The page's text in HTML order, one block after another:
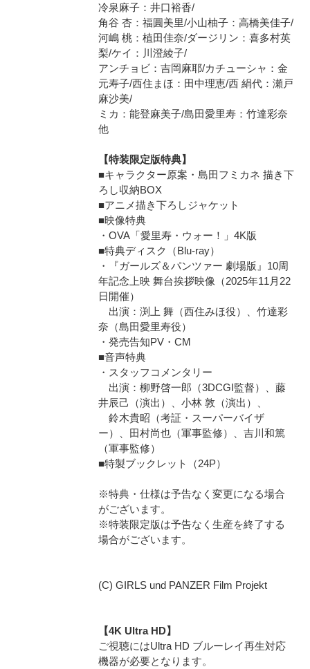
冷泉麻子：井口裕香/
角谷 杏：福圓美里/小山柚子：高橋美佳子/
河嶋 桃：植田佳奈/ダージリン：喜多村英
梨/ケイ：川澄綾子/
アンチョビ：吉岡麻耶/カチューシャ：金
元寿子/西住まほ：田中理恵/西 絹代：瀬戸
麻沙美/
ミカ：能登麻美子/島田愛里寿：竹達彩奈
他
【特装限定版特典】
■キャラクター原案・島田フミカネ 描き下
ろし収納BOX
■アニメ描き下ろしジャケット
■映像特典
・OVA「愛里寿・ウォー！」4K版
■特典ディスク（Blu-ray）
・『ガールズ＆パンツァー 劇場版』10周
年記念上映 舞台挨拶映像（2025年11月22
日開催）
出演：渕上 舞（西住みほ役）、竹達彩
奈（島田愛里寿役）
・発売告知PV・CM
■音声特典
・スタッフコメンタリー
出演：柳野啓一郎（3DCGI監督）、藤
井辰己（演出）、小林 敦（演出）、
鈴木貴昭（考証・スーパーバイザ
ー）、田村尚也（軍事監修）、吉川和篤
（軍事監修）
■特製ブックレット（24P）
※特典・仕様は予告なく変更になる場合
がございます。
※特装限定版は予告なく生産を終了する
場合がございます。
(C) GIRLS und PANZER Film Projekt
【4K Ultra HD】
ご視聴にはUltra HD ブルーレイ再生対応
機器が必要となります。